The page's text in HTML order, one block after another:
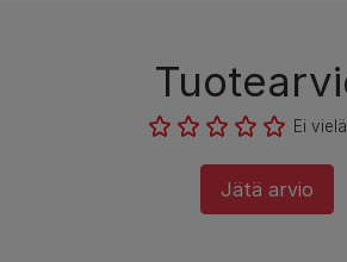
Ei
Jätä arvio